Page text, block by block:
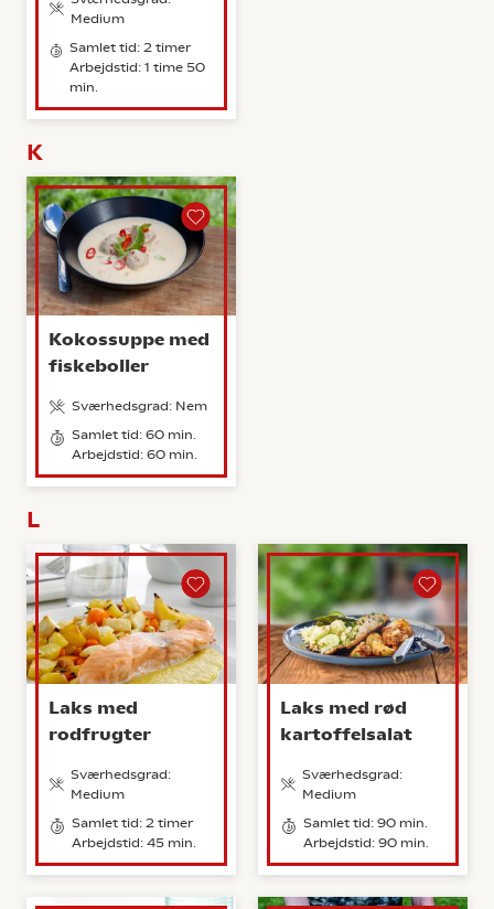
Medium
Samlet tid: 2 timer
Arbejdstid: 1 time 50
min.
K
Kokossuppe med
fiskeboller
Sværhedsgrad: Nem
Samlet tid: 60 min.
Arbejdstid: 60 min.
L
Laks med
rodfrugter
Sværhedsgrad:
Medium
Samlet tid: 2 timer
Arbejdstid: 45 min.
Laks med rød
kartoffelsalat
Sværhedsgrad:
Medium
Samlet tid: 90 min.
Arbejdstid: 90 min.